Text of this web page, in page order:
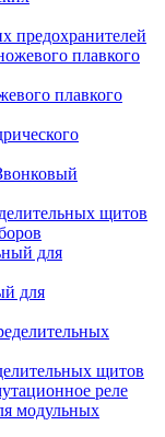
предохранителей
плавкого
щитов
для
щитов
реле